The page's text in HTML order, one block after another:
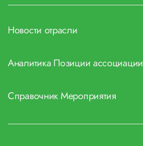
Новости отрасли
Аналитика Позиции ассоциации
СправочникМероприятия